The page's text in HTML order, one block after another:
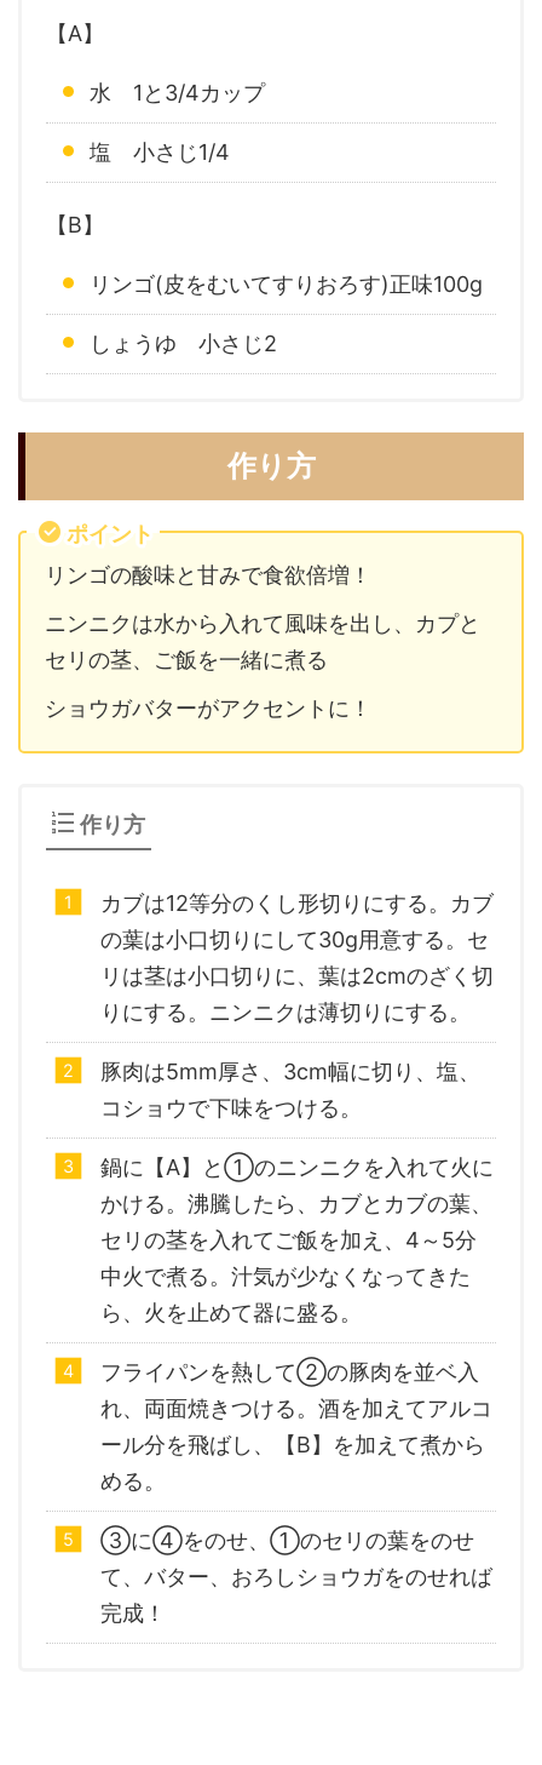
【A】
水 1と3/4カップ
塩 小さじ1/4
【B】
リンゴ(皮をむいてすりおろす)正味100g
しょうゆ 小さじ2
作り方
ポイント
リンゴの酸味と甘みで食欲倍増！
ニンニクは水から入れて風味を出し、カプと
セリの茎、ご飯を一緒に煮る
ショウガバターがアクセントに！
作り方
カブは12等分のくし形切りにする。カブ
の葉は小口切りにして30g用意する。セ
リは茎は小口切りに、葉は2cmのざく切
りにする。ニンニクは薄切りにする。
豚肉は5mm厚さ、3cm幅に切り、塩、
コショウで下味をつける。
鍋に【A】と①のニンニクを入れて火に
かける。沸騰したら、カブとカブの葉、
セリの茎を入れてご飯を加え、4～5分
中火で煮る。汁気が少なくなってきた
ら、火を止めて器に盛る。
フライパンを熱して②の豚肉を並ベ入
れ、両面焼きつける。酒を加えてアルコ
ール分を飛ばし、【B】を加えて煮から
める。
③に④をのせ、①のセリの葉をのせ
て、バター、おろしショウガをのせれば
完成！